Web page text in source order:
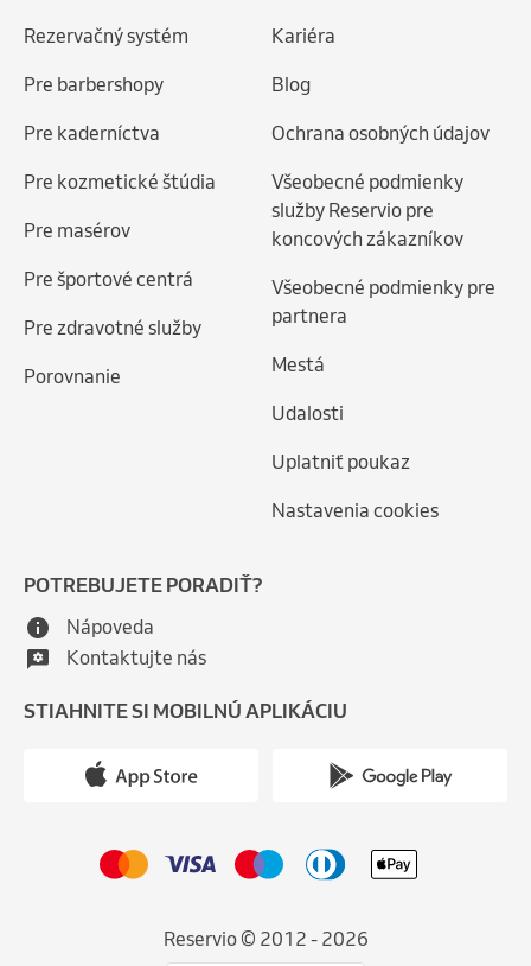
Rezervačný systém
Pre barbershopy
Pre kaderníctva
Pre kozmetické štúdia
Pre masérov
Pre športové centrá
Pre zdravotné služby
Porovnanie
Kariéra
Blog
Ochrana osobných údajov
Všeobecné podmienky
služby Reservio pre
koncových zákazníkov
Všeobecné podmienky pre
partnera
Mestá
Udalosti
Uplatniť poukaz
Nastavenia cookies
POTREBUJETE PORADIŤ?
Nápoveda
Kontaktujte nás
STIAHNITE SI MOBILNÚ APLIKÁCIU
Reservio © 2012 - 2026